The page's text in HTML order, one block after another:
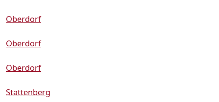
Oberdorf
Oberdorf
Oberdorf
Stattenberg